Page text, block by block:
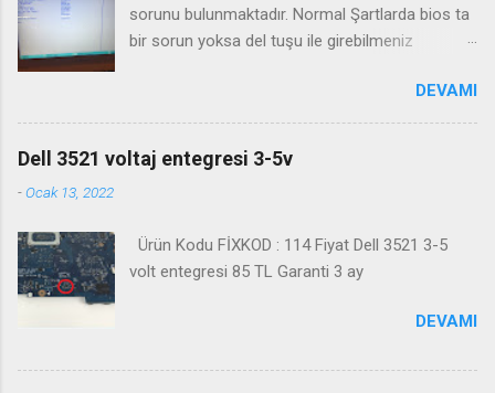
sorunu bulunmaktadır. Normal Şartlarda bios ta
bir sorun yoksa del tuşu ile girebilmeniz
yaramaktadır. Biosa girme videosu izleyin
Kanalimiza abone olmayı unutmayın
DEVAMI
Dell 3521 voltaj entegresi 3-5v
-Ocak 13, 2022
Ürün Kodu FİXKOD : 114 Fiyat Dell 3521 3-5
volt entegresi 85 TL Garanti 3 ay
DEVAMI